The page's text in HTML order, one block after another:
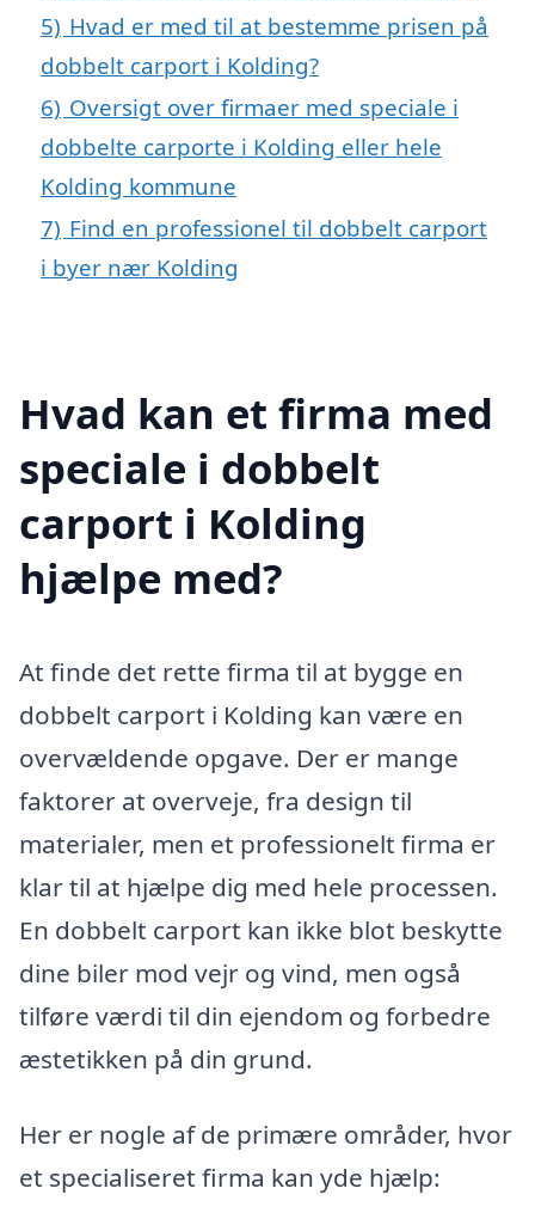
5) Hvad er med til at bestemme prisen på
dobbelt carport i Kolding?
6) Oversigt over firmaer med speciale i
dobbelte carporte i Kolding eller hele
Kolding kommune
7) Find en professionel til dobbelt carport
i byer nær Kolding
Hvad kan et firma med
speciale i dobbelt
carport i Kolding
hjælpe med?
At finde det rette firma til at bygge en
dobbelt carport i Kolding kan være en
overvældende opgave. Der er mange
faktorer at overveje, fra design til
materialer, men et professionelt firma er
klar til at hjælpe dig med hele processen.
En dobbelt carport kan ikke blot beskytte
dine biler mod vejr og vind, men også
tilføre værdi til din ejendom og forbedre
æstetikken på din grund.
Her er nogle af de primære områder, hvor
et specialiseret firma kan yde hjælp: